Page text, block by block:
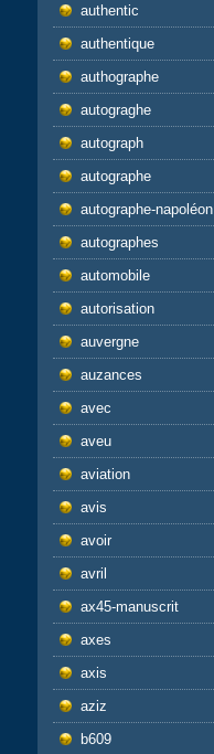
authentic
authentique
authographe
autograghe
autograph
autographe
autographe-napoléon
autographes
automobile
autorisation
auvergne
auzances
avec
aveu
aviation
avis
avoir
avril
ax45-manuscrit
axes
axis
aziz
b609